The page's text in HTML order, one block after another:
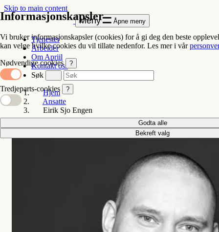
Skip to main content
Meny Åpne meny
Tjenester
Arbeider
Om Apriil
Kontakt oss
Søk
Hjem
Ansatte
Eirik Sjo Engen
Informasjonskapsler
Vi bruker informasjonskapsler (cookies) for å gi deg den beste
kan velge hvilke cookies du vil tillate nedenfor. Les mer i vår
Nødvendige cookies ?
Tredjeparts-cookies ?
Godta alle
Bekreft valg